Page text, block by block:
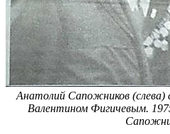
Анатолий Сапожников (слева)
Валентином Фигичевым.